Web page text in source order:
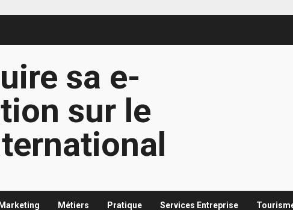
sa e-
sur le
Métiers Pratique Services Entreprise